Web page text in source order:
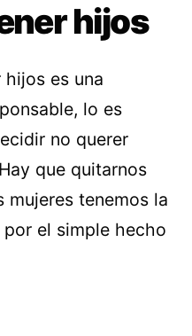
hijos
es una
lo es
no querer
que quitarnos
mujeres tenemos la
el simple hecho